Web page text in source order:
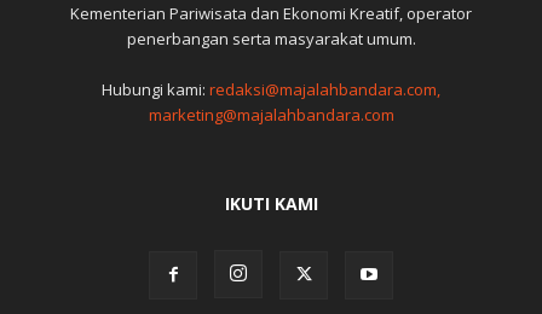
Kementerian Pariwisata dan Ekonomi Kreatif, operator
penerbangan serta masyarakat umum.
Hubungi kami: redaksi@majalahbandara.com,
marketing@majalahbandara.com
IKUTI KAMI